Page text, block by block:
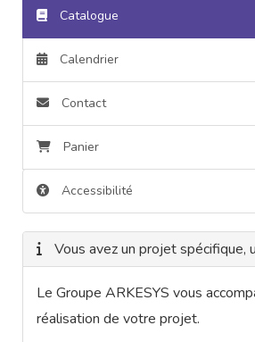
Catalogue
Calendrier
Contact
Panier
Accessibilité
Vous avez un projet spécifique,
Le Groupe ARKESYS vous
réalisation de votre projet.